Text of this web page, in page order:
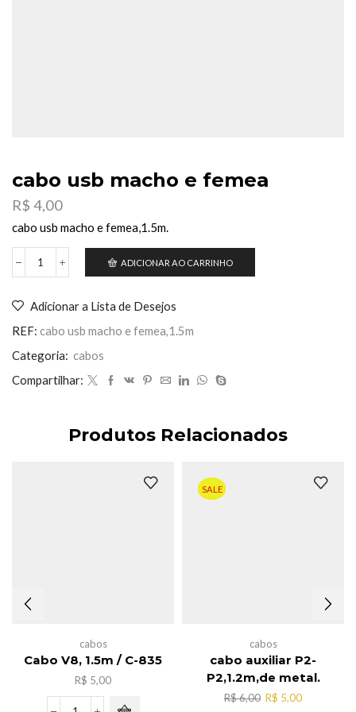
cabo usb macho e femea
R$ 4,00
cabo usb macho e femea,1.5m.
cabo
e
femea
ADICIONAR AO CARRINHO
Adicionar a Lista de Desejos
REF: cabo usb macho e femea,1.5m
Categoria: cabos
Compartilhar:
Produtos Relacionados
cabos
Cabo V8, 1.5m / C-835
R$ 5,00
SALE
cabos
cabo auxiliar P2-
P2,1.2m,de metal.
R$6,00 O
R$ 5,00O